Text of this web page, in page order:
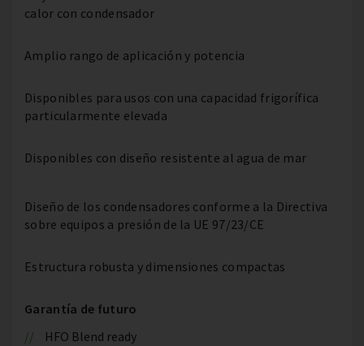
calor con condensador
Amplio rango de aplicación y potencia
Disponibles para usos con una capacidad frigorífica
particularmente elevada
Disponibles con diseño resistente al agua de mar
Diseño de los condensadores conforme a la Directiva
sobre equipos a presión de la UE 97/23/CE
Estructura robusta y dimensiones compactas
Garantía de futuro
HFO Blend ready